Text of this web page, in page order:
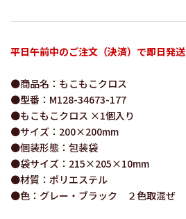
平日午前中のご注文（決済）で即日発送
●商品名：もこもこクロス
●型番：M128-34673-177
●もこもこクロス ×1個入り
●サイズ：200×200mm
●個装形態：包装袋
●袋サイズ：215×205×10mm
●材質：ポリエステル
●色：グレー・ブラック ２色取混ぜ